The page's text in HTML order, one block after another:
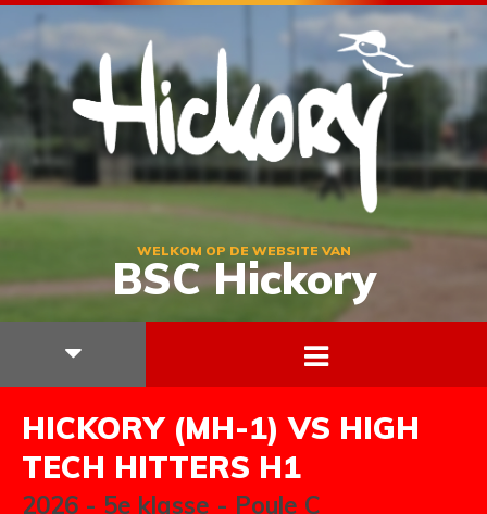
WELKOM OP DE WEBSITE VAN
BSC Hickory
HICKORY (MH-1) VS HIGH
TECH HITTERS H1
2026 - 5e klasse - Poule C